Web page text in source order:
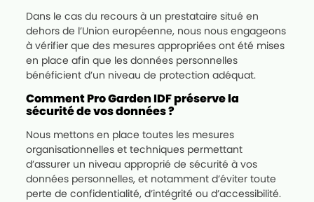
Dans le cas du recours à un prestataire situé en
dehors de l’Union européenne, nous nous engageons
à vérifier que des mesures appropriées ont été mises
en place afin que les données personnelles
bénéficient d’un niveau de protection adéquat.
Comment Pro Garden IDF préserve la
sécurité de vos données ?
Nous mettons en place toutes les mesures
organisationnelles et techniques permettant
d’assurer un niveau approprié de sécurité à vos
données personnelles, et notamment d’éviter toute
perte de confidentialité, d’intégrité ou d’accessibilité.